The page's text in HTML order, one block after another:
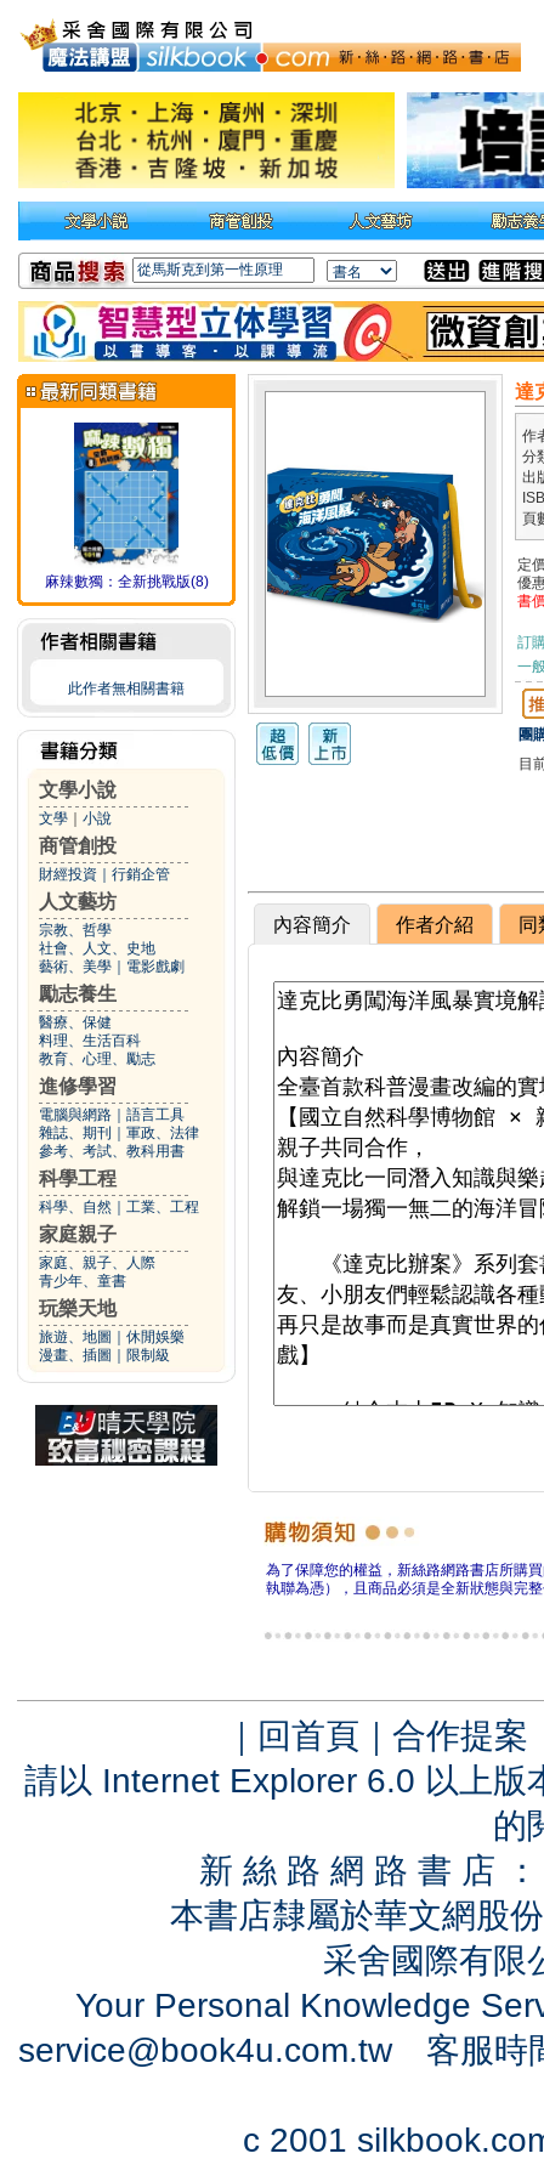
麻辣數獨：全新挑戰版(8)
此作者無相關書籍
文學小說
文學 小說
商管創投
財經投資 行銷企管
人文藝坊
宗教、哲學
社會、人文、史地
藝術、美學
電影戲劇
勵志養生
醫療、保健
料理、生活百科
教育、心理、勵志
進修學習
電腦與網路
語言工具
雜誌、期刊
軍政、法律
參考、考試、教科用書
科學工程
科學、自然 工業、工程
家庭親子
家庭、親子、人際
青少年、童書
玩樂天地
旅遊、地圖
休閒娛樂
漫畫、插圖
限制級
達
作
分
出
頁
定
優
書
訂
一
團
目
內容簡介 作者介紹 同
為了保障您的權益，新絲路網路書店所購
執聯為憑），且商品必須是全新狀態與完
｜ 回首頁 ｜ 合作提案
請以 Internet Explorer 6.0 以上
的
新 絲 路 網 路 書 店
本書店隸屬於華文網股
采舍國際有
Your Personal Knowledge
service@book4u.com.tw客服時
c 2001